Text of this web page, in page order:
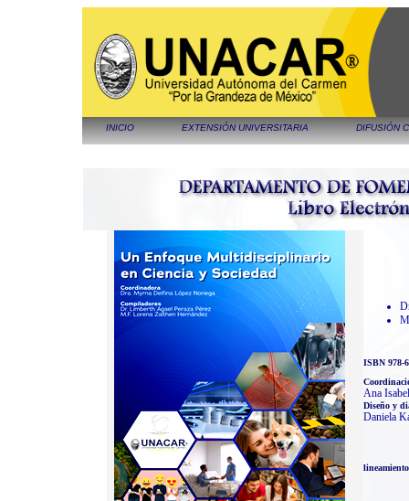
INICIO EXTENSIÓN UNIVERSITARIA DIFUSIÓN
ISBN 978-
Ana
Diseño y
Daniela